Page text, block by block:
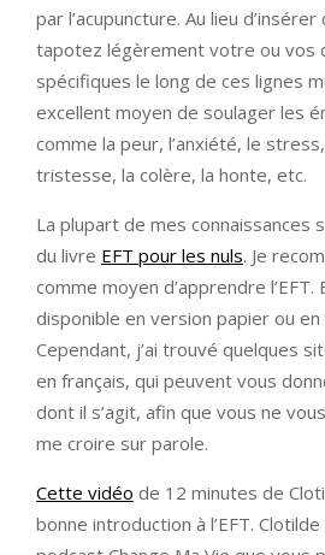
par l’acupuncture. Au lieu
tapotez légèrement votre ou vos
spécifiques le long de ces lignes
excellent moyen de soulager les
comme la peur, l’anxiété, le
tristesse, la colère, la honte, etc.
La plupart de mes connaissances
du livre EFT pour les nuls. Je
comme moyen d’apprendre
disponible en version papier ou
Cependant, j’ai trouvé quelques
en français, qui peuvent vous
dont il s’agit, afin que vous ne
me croire sur parole.
Cette vidéo de 12 minutes de
bonne introduction à l’EFT.